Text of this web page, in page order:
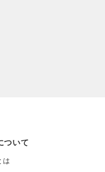
ついて
は